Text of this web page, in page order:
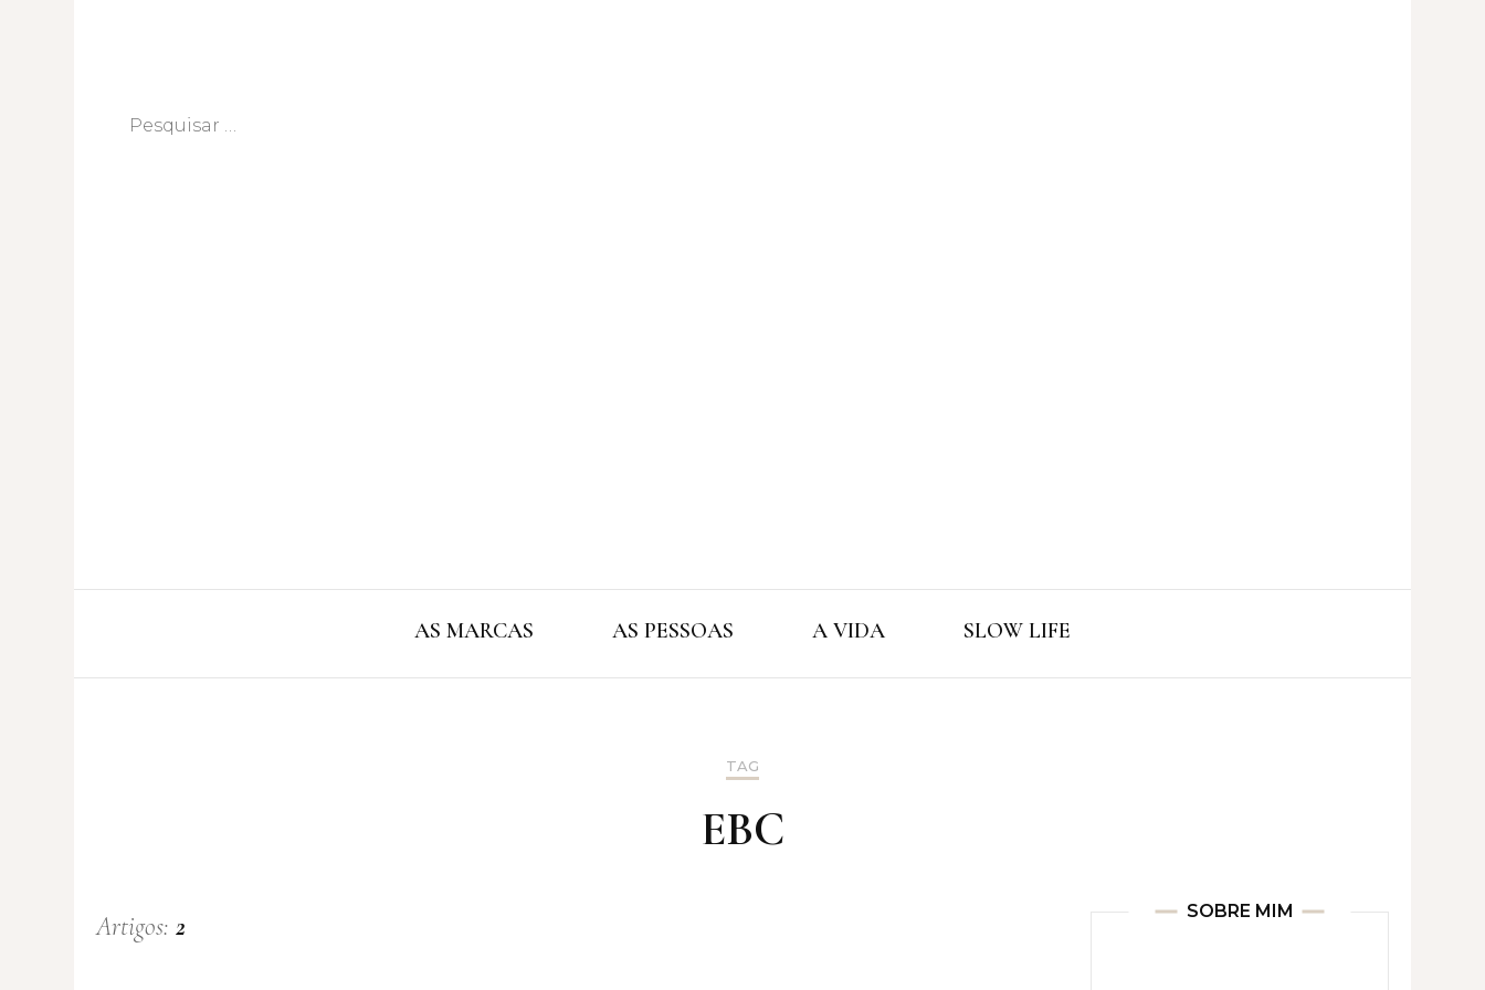
Pesquisar
Cristina Amaro
AS MARCAS AS PESSOAS A VIDA SLOW LIFE
TAG
EBC
Artigos: 2 SOBRE MIM